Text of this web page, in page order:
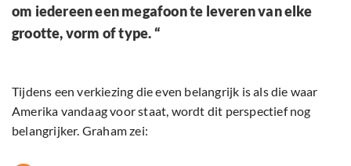
om iedereen een megafoon te leveren van elke
grootte, vorm of type. “
Tijdens een verkiezing die even belangrijk is als die waar
Amerika vandaag voor staat, wordt dit perspectief nog
belangrijker. Graham zei: